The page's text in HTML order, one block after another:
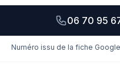
06 70 95
Numéro issu de la fiche